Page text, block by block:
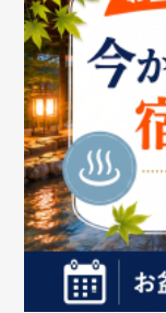
ご利用中の方
お問い合わせ消費税
個人情報保護ポリ
特定商取引法に基
商標について
Copyright